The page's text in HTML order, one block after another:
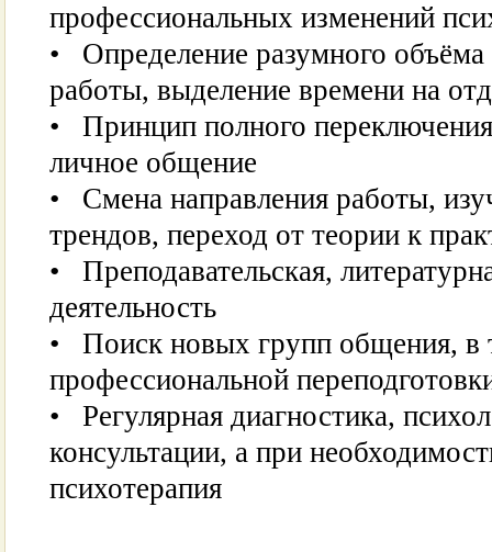
профессиональных изменений
• Определение разумного объёма
работы, выделение времени на
• Принцип полного
личное общение
• Смена направления работы,
трендов, переход от теории к
• Преподавательская,
деятельность
• Поиск новых групп общения, в
профессиональной
• Регулярная диагностика,
консультации, а при
психотерапия